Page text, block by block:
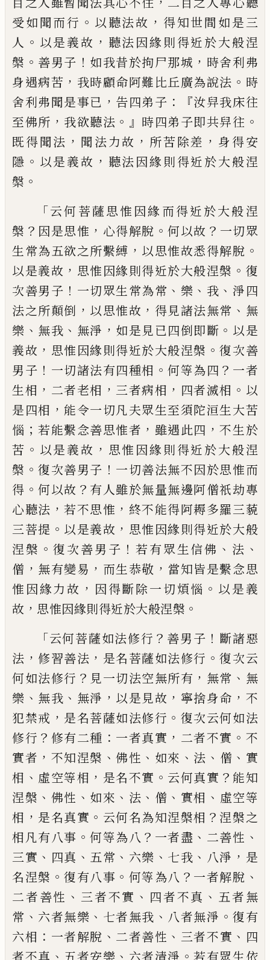
受如聞而行 。 以聽法故 ， 得知世間如是三
人 。 以是義故 ， 聽法因緣則得近於大般涅
槃 。 善男子 ！ 如我昔於拘尸那城 ， 時舍利弗
身遇病苦 ， 我時顧命阿難比丘廣為說法 。 時
舍利弗聞是事已 ， 告四弟子 ：『汝舁我床往
至佛所 ， 我欲聽法 。』 時四弟子即共舁往 。
既得聞法 ， 聞法力故 ， 所苦除差 ， 身得安
隱 。 以是義故 ， 聽法因緣則得近於大般涅
槃 。
「云何菩薩思惟因緣而得近於大般涅
槃 ？ 因是思惟 ， 心得解脫 。何以故 ？ 一切眾
生常為五欲之所繫縛 ， 以思惟故悉得解脫 。
以是義故 ， 思惟因緣則得近於大般涅槃 。 復
次善男子 ！ 一切眾生常為常 、 樂 、 我 、淨四
法之所顛倒 ， 以思惟故 ， 得見諸法無常 、 無
樂 、 無我 、 無淨 ， 如是 見已四倒即斷 。 以是
義故 ， 思惟因緣則得近於大般涅槃 。復次善
男子 ！ 一切諸法有四種相 。何等為四 ？ 一者
生相 ， 二者老相 ， 三者病相 ， 四者滅相 。 以
是四相 ， 能令一切凡夫眾生至須陀洹生大苦
惱 ； 若能繫念善思惟者 ， 雖遇此四 ，不生於
苦 。 以是義故 ， 思惟因緣則得近於大般涅
槃 。復次善男子 ！ 一切善法無不因於思惟而
得 。何以故 ？ 有人雖於無量無邊阿僧祇劫專
心聽法 ，若不思惟 ， 終不能得阿耨多羅三藐
三菩提 。 以是義故 ， 思惟因緣則得近於大般
涅槃 。復次善男子 ！若有眾生信佛 、 法 、
僧 ， 無有變易 ， 而生恭敬 ， 當知皆是繫念思
惟因緣力故 ， 因得斷除一切煩惱 。 以是義
故 ， 思惟因緣則得近於大般涅槃 。
「云何菩薩如法修行 ？ 善男子 ！ 斷諸惡
法 ，修習善法 ， 是名菩薩如法修行 。復次云
何如法修行 ？ 見一切法空無所有 ， 無常 、 無
樂 、 無我 、 無淨 ， 以是見故 ， 寧捨身命 ， 不
犯禁戒 ， 是名菩薩如法修行 。 復次云何如法
修行 ？ 修有二種 ： 一者真實 ， 二者不實 。 不
實者 ， 不知涅槃 、佛性 、 如來 、 法 、 僧 、 實
相 、 虛空等相 ， 是名不實 。 云何真實 ？ 能知
涅槃 、 佛性 、 如來 、 法 、 僧 、 實相 、 虛空等
相 ， 是名真實 。 云何名為知涅槃相 ？涅槃之
相凡有八事 。何等為八 ？ 一者盡 、 二善性 、
三實 、 四真 、 五常 、 六樂 、 七我 、 八淨 ， 是
名涅槃 。復有八事 。 何等為八 ？ 一者解脫 、
二者善性 、 三者不實 、 四者不真 、 五者無
常 、 六者無樂 、 七者無我 、 八者無淨 。復有
六相 ： 一者解脫 、 二者善性 、 三者不實 、 四
者不真 、 五者安樂 、 六者清淨 。若有眾生依